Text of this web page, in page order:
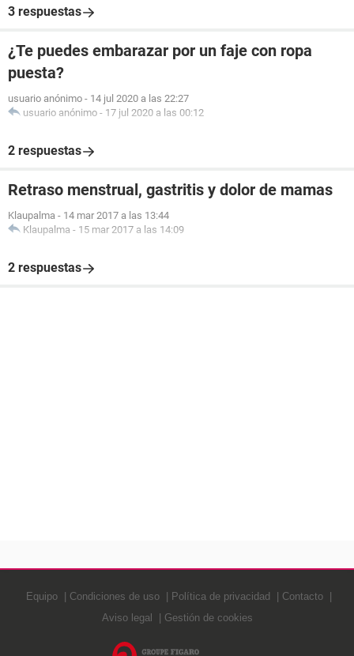
3 respuestas
¿Te puedes embarazar por un faje con ropa
puesta?
usuario anónimo - 14 jul 2020 a las 22:27
usuario anónimo - 17 jul 2020 a las 00:12
2 respuestas
Retraso menstrual, gastritis y dolor de mamas
Klaupalma - 14 mar 2017 a las 13:44
Klaupalma - 15 mar 2017 a las 14:09
2 respuestas
Equipo Condiciones de uso Política de privacidad
Contacto
Aviso legal
Gestión de cookies